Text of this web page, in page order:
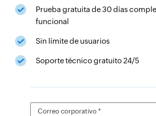
Prueba gratuita de 30 días
funcional
Sin límite de usuarios
Soporte técnico gratuito 24/5
Correo corporativo *